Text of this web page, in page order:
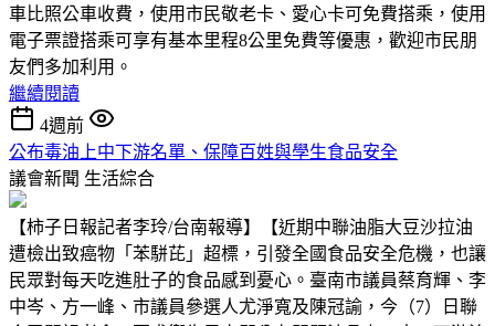
車比照公車收費，使用市民敬老卡、愛心卡可免費搭乘，使用
電子票證搭乘可享有基本里程8公里免費等優惠，歡迎市民朋
友們多加利用。
繼續閱讀
4週前
公布毒油上中下游名單、保障百姓與學生食品安全
議會新聞 生活綜合
【柿子日報記者李玲/台南報導】【近期中聯油脂大豆沙拉油
遭檢出致癌物「苯駢芘」超標，引發全國食品安全危機，也讓
民眾對每天吃進肚子的食品感到憂心。臺南市議員蔡育輝、李
中岑、方一峰、市議員參選人尤淨寬及陳冠諭，今（7）日聯